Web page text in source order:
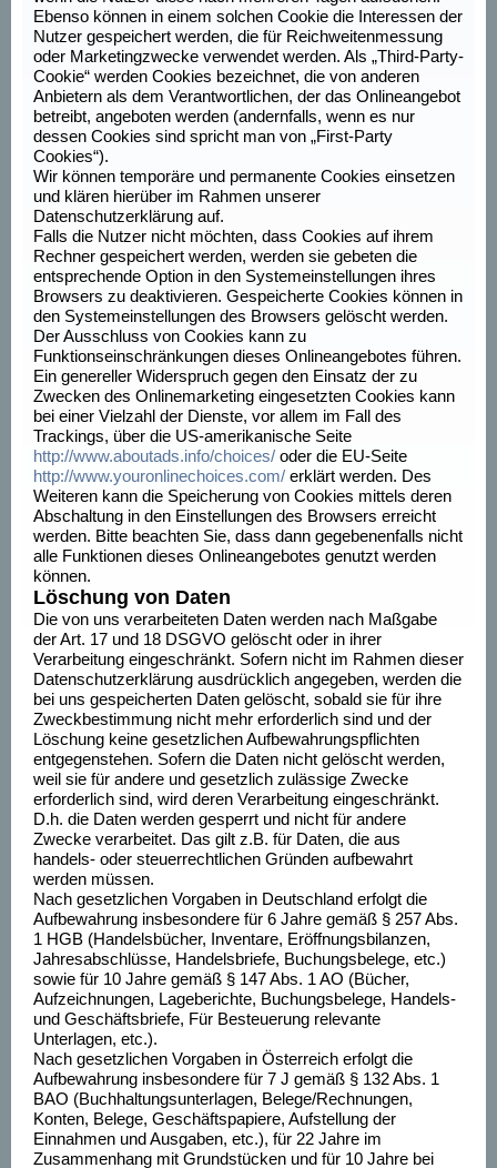
Ebenso können in einem solchen Cookie die Interessen der
Nutzer gespeichert werden, die für Reichweitenmessung
oder Marketingzwecke verwendet werden. Als „Third-Party-
Cookie“ werden Cookies bezeichnet, die von anderen
Anbietern als dem Verantwortlichen, der das Onlineangebot
betreibt, angeboten werden (andernfalls, wenn es nur
dessen Cookies sind spricht man von „First-Party
Cookies“).
Wir können temporäre und permanente Cookies einsetzen
und klären hierüber im Rahmen unserer
Datenschutzerklärung auf.
Falls die Nutzer nicht möchten, dass Cookies auf ihrem
Rechner gespeichert werden, werden sie gebeten die
entsprechende Option in den Systemeinstellungen ihres
Browsers zu deaktivieren. Gespeicherte Cookies können in
den Systemeinstellungen des Browsers gelöscht werden.
Der Ausschluss von Cookies kann zu
Funktionseinschränkungen dieses Onlineangebotes führen.
Ein genereller Widerspruch gegen den Einsatz der zu
Zwecken des Onlinemarketing eingesetzten Cookies kann
bei einer Vielzahl der Dienste, vor allem im Fall des
Trackings, über die US-amerikanische Seite
http://www.aboutads.info/choices/ oder die EU-Seite
http://www.youronlinechoices.com/ erklärt werden. Des
Weiteren kann die Speicherung von Cookies mittels deren
Abschaltung in den Einstellungen des Browsers erreicht
werden. Bitte beachten Sie, dass dann gegebenenfalls nicht
alle Funktionen dieses Onlineangebotes genutzt werden
können.
Löschung von Daten
Die von uns verarbeiteten Daten werden nach Maßgabe
der Art. 17 und 18 DSGVO gelöscht oder in ihrer
Verarbeitung eingeschränkt. Sofern nicht im Rahmen dieser
Datenschutzerklärung ausdrücklich angegeben, werden die
bei uns gespeicherten Daten gelöscht, sobald sie für ihre
Zweckbestimmung nicht mehr erforderlich sind und der
Löschung keine gesetzlichen Aufbewahrungspflichten
entgegenstehen. Sofern die Daten nicht gelöscht werden,
weil sie für andere und gesetzlich zulässige Zwecke
erforderlich sind, wird deren Verarbeitung eingeschränkt.
D.h. die Daten werden gesperrt und nicht für andere
Zwecke verarbeitet. Das gilt z.B. für Daten, die aus
handels- oder steuerrechtlichen Gründen aufbewahrt
werden müssen.
Nach gesetzlichen Vorgaben in Deutschland erfolgt die
Aufbewahrung insbesondere für 6 Jahre gemäß § 257 Abs.
1 HGB (Handelsbücher, Inventare, Eröffnungsbilanzen,
Jahresabschlüsse, Handelsbriefe, Buchungsbelege, etc.)
sowie für 10 Jahre gemäß § 147 Abs. 1 AO (Bücher,
Aufzeichnungen, Lageberichte, Buchungsbelege, Handels-
und Geschäftsbriefe, Für Besteuerung relevante
Unterlagen, etc.).
Nach gesetzlichen Vorgaben in Österreich erfolgt die
Aufbewahrung insbesondere für 7 J gemäß § 132 Abs. 1
BAO (Buchhaltungsunterlagen, Belege/Rechnungen,
Konten, Belege, Geschäftspapiere, Aufstellung der
Einnahmen und Ausgaben, etc.), für 22 Jahre im
Zusammenhang mit Grundstücken und für 10 Jahre bei